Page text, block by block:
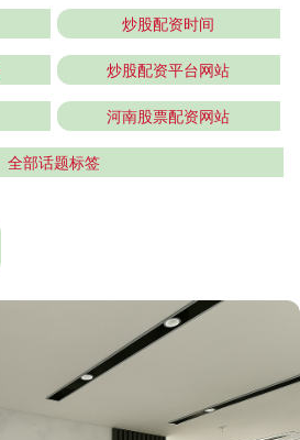
炒股配资时间
炒股配资平台网站
河南股票配资网站
全部话题标签